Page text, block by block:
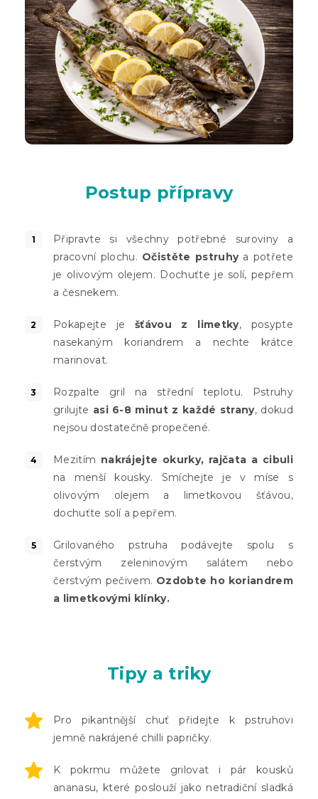
Postup přípravy
Připravte si všechny potřebné suroviny a
pracovní plochu. Očistěte pstruhya potřete
je olivovým olejem. Dochuťte je solí, pepřem
a česnekem.
Pokapejte je šťávou z limetky, posypte
nasekaným koriandrem a nechte krátce
marinovat.
Rozpalte gril na střední teplotu. Pstruhy
grilujte asi 6-8 minut z každé strany, dokud
nejsou dostatečně propečené.
Mezitím nakrájejte okurky, rajčata a cibuli
na menší kousky. Smíchejte je v míse s
olivovým olejem a limetkovou šťávou,
dochuťte solí a pepřem.
Grilovaného pstruha podávejte spolu s
čerstvým zeleninovým salátem nebo
čerstvým pečivem. Ozdobte ho koriandrem
a limetkovými klínky.
Tipy a triky
Pro pikantnější chuť přidejte k pstruhovi
jemně nakrájené chilli papričky.
K pokrmu můžete grilovat i pár kousků
ananasu, které poslouží jako netradiční sladká